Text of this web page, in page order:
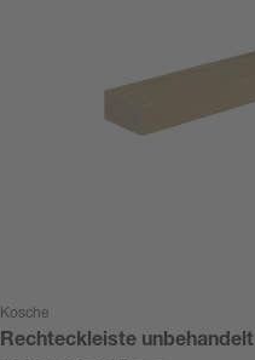
Kosche
Rechteckleiste unbehandelt